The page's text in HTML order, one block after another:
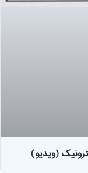
(ویدیو)